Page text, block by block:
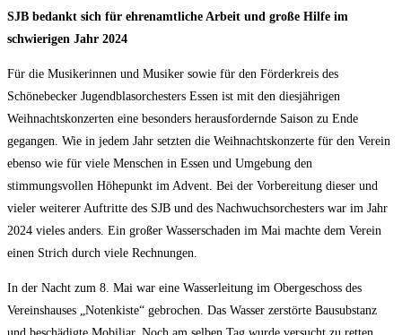
SJB bedankt sich für ehrenamtliche Arbeit und große Hilfe im
schwierigen Jahr 2024
Für die Musikerinnen und Musiker sowie für den Förderkreis des
Schönebecker Jugendblasorchesters Essen ist mit den diesjährigen
Weihnachtskonzerten eine besonders herausfordernde Saison zu Ende
gegangen. Wie in jedem Jahr setzten die Weihnachtskonzerte für den Verein
ebenso wie für viele Menschen in Essen und Umgebung den
stimmungsvollen Höhepunkt im Advent. Bei der Vorbereitung dieser und
vieler weiterer Auftritte des SJB und des Nachwuchsorchesters war im Jahr
2024 vieles anders. Ein großer Wasserschaden im Mai machte dem Verein
einen Strich durch viele Rechnungen.
In der Nacht zum 8. Mai war eine Wasserleitung im Obergeschoss des
Vereinshauses „Notenkiste“ gebrochen. Das Wasser zerstörte Bausubstanz